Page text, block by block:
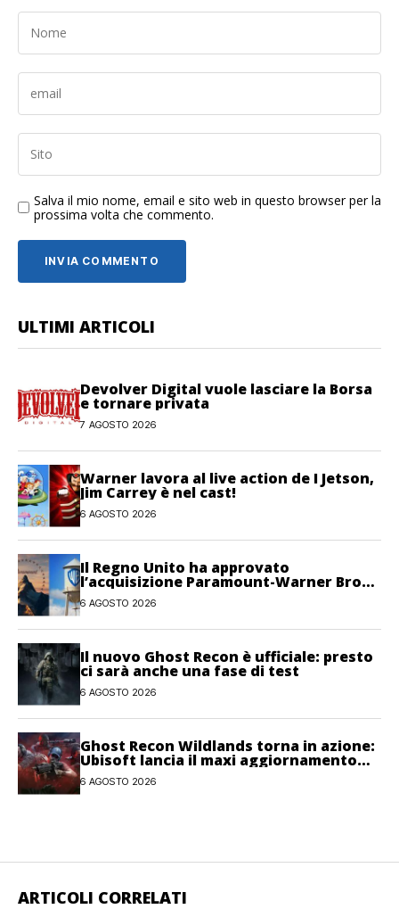
Salva il mio nome, email e sito web in questo browser per la
prossima volta che commento.
ULTIMI ARTICOLI
Devolver Digital vuole lasciare la Borsa
e tornare privata
7 AGOSTO 2026
Warner lavora al live action de I Jetson,
Jim Carrey è nel cast!
6 AGOSTO 2026
Il Regno Unito ha approvato
l’acquisizione Paramount-Warner Bros
Discovery
6 AGOSTO 2026
Il nuovo Ghost Recon è ufficiale: presto
ci sarà anche una fase di test
6 AGOSTO 2026
Ghost Recon Wildlands torna in azione:
Ubisoft lancia il maxi aggiornamento
gratuito Last Rites
6 AGOSTO 2026
ARTICOLI CORRELATI